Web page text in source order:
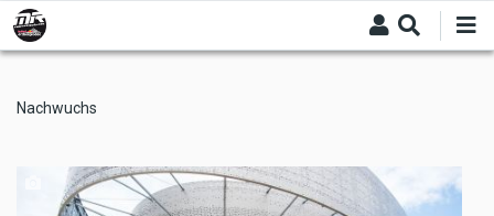
Skip
to
main
Nachwuchs